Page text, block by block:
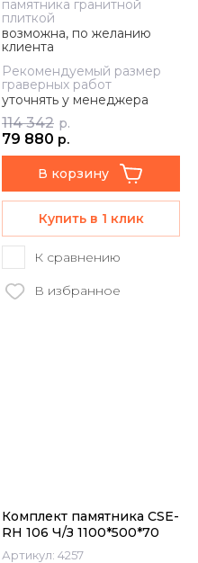
памятника гранитной
плиткой
возможна, по желанию
клиента
Рекомендуемый размер
граверных работ
уточнять у менеджера
114 342 р.
79 880 р.
В корзину
Купить в 1 клик
К сравнению
В избранное
Комплект памятника CSE-
RH 106 Ч/З 1100*500*70
Артикул: 4257